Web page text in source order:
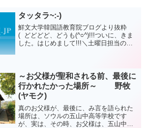
タッタラ~:-)
鮮文大学韓国語教育院ブログより抜粋
( どどどど、どうも(^○^)!!!ついに、きま
した。はじめまして!!!＼土曜日担当の
～お父様が聖和される前、最後に
行かれたかった場所～ 野牧
(ヤモク)
真のお父様が、最後に、み言を語られた
場所は、ソウルの五山中高等学校です
が、実は、その時、お父様は、五山中高